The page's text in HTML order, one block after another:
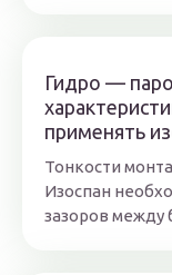
Гидро —
применять
Тонкости
Изоспан
зазоров между